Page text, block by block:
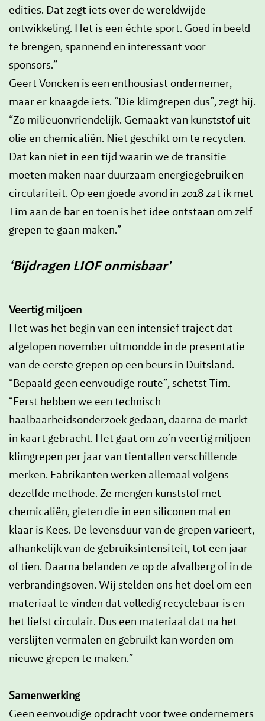
edities. Dat zegt iets over de wereldwijde
ontwikkeling. Het is een échte sport. Goed in beeld
te brengen, spannend en interessant voor
sponsors.”
Geert Voncken is een enthousiast ondernemer,
maar er knaagde iets. “Die klimgrepen dus”, zegt hij.
“Zo milieuonvriendelijk. Gemaakt van kunststof uit
olie en chemicaliën. Niet geschikt om te recyclen.
Dat kan niet in een tijd waarin we de transitie
moeten maken naar duurzaam energiegebruik en
circulariteit. Op een goede avond in 2018 zat ik met
Tim aan de bar en toen is het idee ontstaan om zelf
grepen te gaan maken.”
‘Bijdragen LIOF onmisbaar'
Veertig miljoen
Het was het begin van een intensief traject dat
afgelopen november uitmondde in de presentatie
van de eerste grepen op een beurs in Duitsland.
“Bepaald geen eenvoudige route”, schetst Tim.
“Eerst hebben we een technisch
haalbaarheidsonderzoek gedaan, daarna de markt
in kaart gebracht. Het gaat om zo’n veertig miljoen
klimgrepen per jaar van tientallen verschillende
merken. Fabrikanten werken allemaal volgens
dezelfde methode. Ze mengen kunststof met
chemicaliën, gieten die in een siliconen mal en
klaar is Kees. De levensduur van de grepen varieert,
afhankelijk van de gebruiksintensiteit, tot een jaar
of tien. Daarna belanden ze op de afvalberg of in de
verbrandingsoven. Wij stelden ons het doel om een
materiaal te vinden dat volledig recyclebaar is en
het liefst circulair. Dus een materiaal dat na het
verslijten vermalen en gebruikt kan worden om
nieuwe grepen te maken.”
Samenwerking
Geen eenvoudige opdracht voor twee ondernemers